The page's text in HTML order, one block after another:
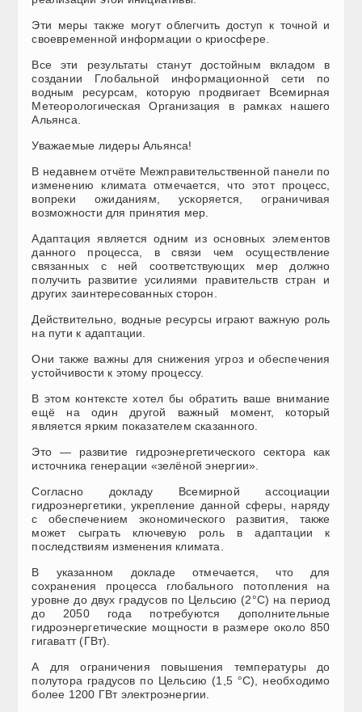
Эти меры также могут облегчить доступ к точной и
своевременной информации о криосфере.
Все эти результаты станут достойным вкладом в
создании Глобальной информационной сети по
водным ресурсам, которую продвигает Всемирная
Метеорологическая Организация в рамках нашего
Альянса.
Уважаемые лидеры Альянса!
В недавнем отчёте Межправительственной панели по
изменению климата отмечается, что этот процесс,
вопреки ожиданиям, ускоряется, ограничивая
возможности для принятия мер.
Адаптация является одним из основных элементов
данного процесса, в связи чем осуществление
связанных с ней соответствующих мер должно
получить развитие усилиями правительств стран и
других заинтересованных сторон.
Действительно, водные ресурсы играют важную роль
на пути к адаптации.
Они также важны для снижения угроз и обеспечения
устойчивости к этому процессу.
В этом контексте хотел бы обратить ваше внимание
ещё на один другой важный момент, который
является ярким показателем сказанного.
Это — развитие гидроэнергетического сектора как
источника генерации «зелёной энергии».
Согласно докладу Всемирной ассоциации
гидроэнергетики, укрепление данной сферы, наряду
с обеспечением экономического развития, также
может сыграть ключевую роль в адаптации к
последствиям изменения климата.
В указанном докладе отмечается, что для
сохранения процесса глобального потопления на
уровне до двух градусов по Цельсию (2°С) на период
до 2050 года потребуются дополнительные
гидроэнергетические мощности в размере около 850
гигаватт (ГВт).
А для ограничения повышения температуры до
полутора градусов по Цельсию (1,5 °C), необходимо
более 1200 ГВт электроэнергии.